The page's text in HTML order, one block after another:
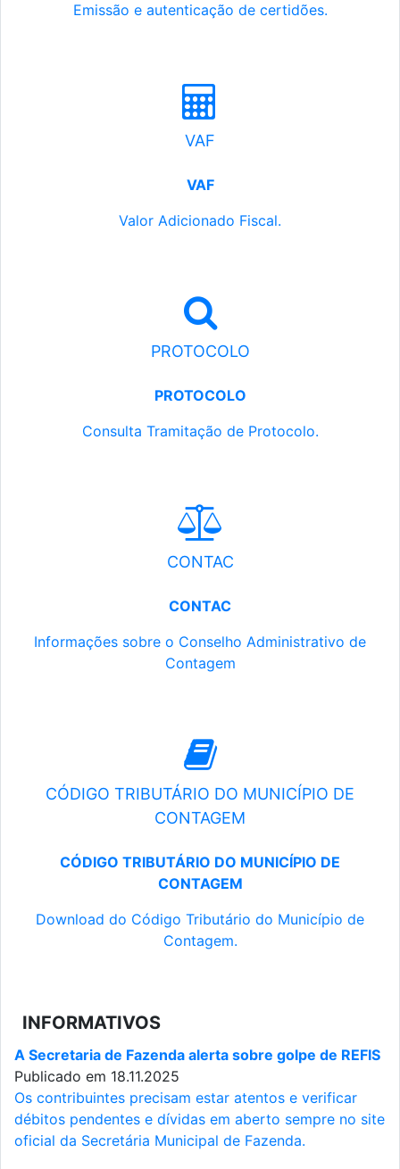
Emissão e autenticação de certidões.
VAF
VAF
Valor Adicionado Fiscal.
PROTOCOLO
PROTOCOLO
Consulta Tramitação de Protocolo.
CONTAC
CONTAC
Informações sobre o Conselho Administrativo de
Contagem
CÓDIGO TRIBUTÁRIO DO MUNICÍPIO DE
CONTAGEM
CÓDIGO TRIBUTÁRIO DO MUNICÍPIO DE
CONTAGEM
Download do Código Tributário do Município de
Contagem.
INFORMATIVOS
A Secretaria de Fazenda alerta sobre golpe de REFIS
Publicado em 18.11.2025
Os contribuintes precisam estar atentos e verificar
débitos pendentes e dívidas em aberto sempre no site
oficial da Secretária Municipal de Fazenda.